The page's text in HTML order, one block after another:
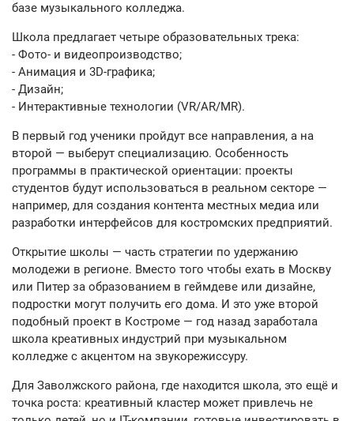
базе музыкального колледжа.
Школа предлагает четыре образовательных трека:
- Фото- и видеопроизводство;
- Анимация и 3D-графика;
- Дизайн;
- Интерактивные технологии (VR/AR/MR).
В первый год ученики пройдут все направления, а на
второй — выберут специализацию. Особенность
программы в практической ориентации: проекты
студентов будут использоваться в реальном секторе —
например, для создания контента местных медиа или
разработки интерфейсов для костромских предприятий.
Открытие школы — часть стратегии по удержанию
молодежи в регионе. Вместо того чтобы ехать в Москву
или Питер за образованием в геймдеве или дизайне,
подростки могут получить его дома. И это уже второй
подобный проект в Костроме — год назад заработала
школа креативных индустрий при музыкальном
колледже с акцентом на звукорежиссуру.
Для Заволжского района, где находится школа, это ещё и
точка роста: креативный кластер может привлечь не